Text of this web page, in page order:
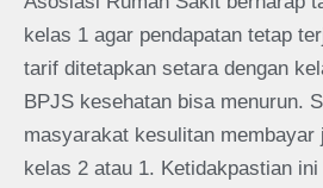
kelas 1 agar pendapatan tetap
tarif ditetapkan setara dengan
BPJS kesehatan bisa menurun.
masyarakat kesulitan membayar
kelas 2 atau 1. Ketidakpastian